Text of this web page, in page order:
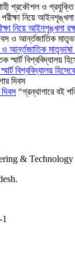
প্রকৌশল ও প্রযুক্তি
নিয়ে আইনশৃঙ্খলা
আর্ন্তজাতিক মাতৃভাষা
বিশ্ববিদ্যালয়
“গ্রন্থাগারে বই
& Technology